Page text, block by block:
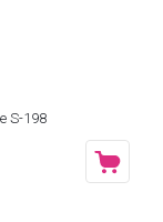
S-198